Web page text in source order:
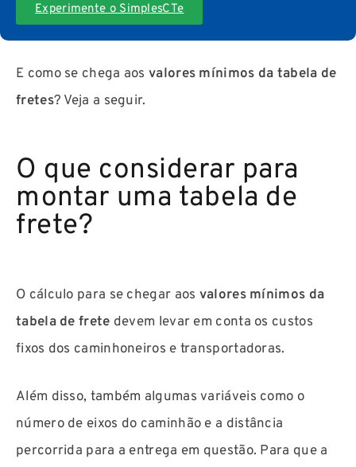
Experimente o SimplesCTe
E como se chega aos valores mínimos da tabela de
fretes? Veja a seguir.
O que considerar para
montar uma tabela de
frete?
O cálculo para se chegar aos valores mínimos da
tabela de frete devem levar em conta os custos
fixos dos caminhoneiros e transportadoras.
Além disso, também algumas variáveis como o
número de eixos do caminhão e a distância
percorrida para a entrega em questão. Para que a